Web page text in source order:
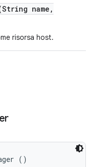
name ,
risorsa host.
()